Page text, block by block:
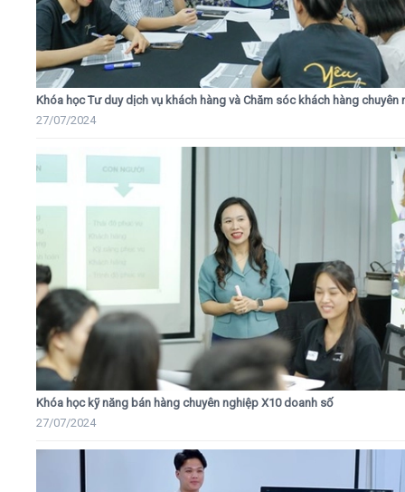
Khóa học Tư duy dịch vụ khách hàng và Chăm sóc khách hàng chuyên
27/07/2024
Khóa học kỹ năng bán hàng chuyên nghiệp X10 doanh số
27/07/2024